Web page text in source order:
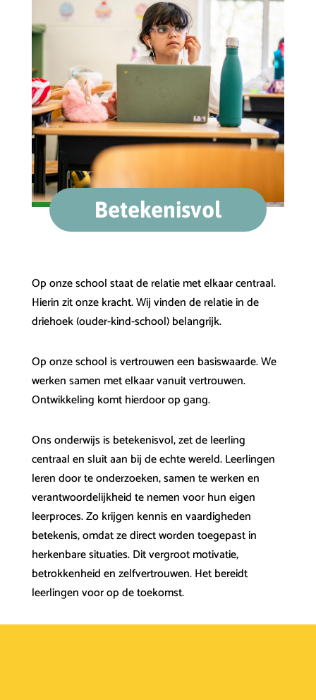
Betekenisvol
Op onze school staat de relatie met elkaar centraal.
Hierin zit onze kracht. Wij vinden de relatie in de
driehoek (ouder-kind-school) belangrijk.
Op onze school is vertrouwen een basiswaarde. We
werken samen met elkaar vanuit vertrouwen.
Ontwikkeling komt hierdoor op gang.
Ons onderwijs is betekenisvol, zet de leerling
centraal en sluit aan bij de echte wereld. Leerlingen
leren door te onderzoeken, samen te werken en
verantwoordelijkheid te nemen voor hun eigen
leerproces. Zo krijgen kennis en vaardigheden
betekenis, omdat ze direct worden toegepast in
herkenbare situaties. Dit vergroot motivatie,
betrokkenheid en zelfvertrouwen. Het bereidt
leerlingen voor op de toekomst.